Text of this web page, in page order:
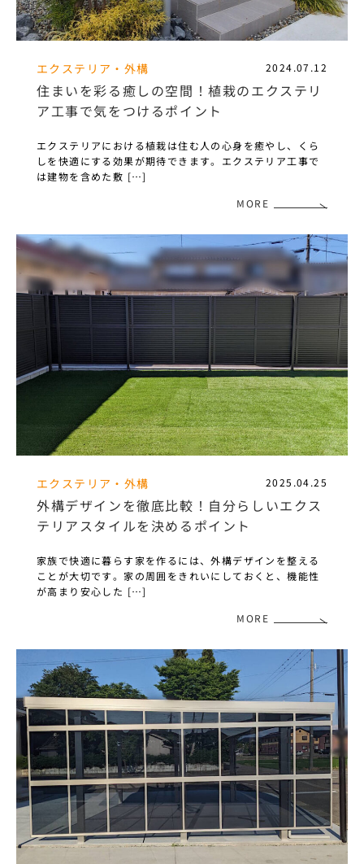
エクステリア・外構 2024.07.12
住まいを彩る癒しの空間！植栽のエクステリ
ア工事で気をつけるポイント
エクステリアにおける植栽は住む人の心身を癒やし、くら
しを快適にする効果が期待できます。エクステリア工事で
は建物を含めた敷 […]
MORE
エクステリア・外構 2025.04.25
外構デザインを徹底比較！自分らしいエクス
テリアスタイルを決めるポイント
家族で快適に暮らす家を作るには、外構デザインを整える
ことが大切です。家の周囲をきれいにしておくと、機能性
が高まり安心した […]
MORE